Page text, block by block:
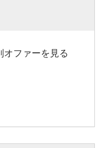
オファーを見る